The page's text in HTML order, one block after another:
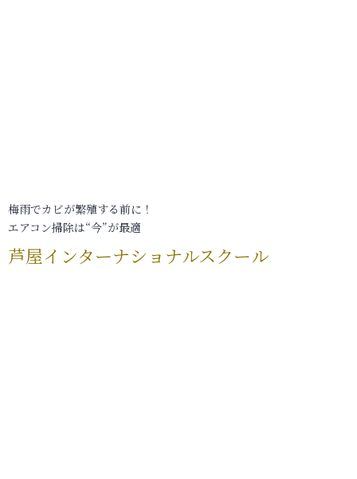
梅雨でカビが繁殖する前に！
エアコン掃除は“今”が最適
芦屋インターナショナルスクール